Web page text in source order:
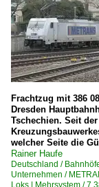
310
340
350
360.5
375
380
385
Strecken |
Frachtzug mit 386
Dresden
Tschechien. Seit
welcher Seite die
Rainer Haufe
Deutschland /
Unternehmen /
Loks | Mehrsystem /